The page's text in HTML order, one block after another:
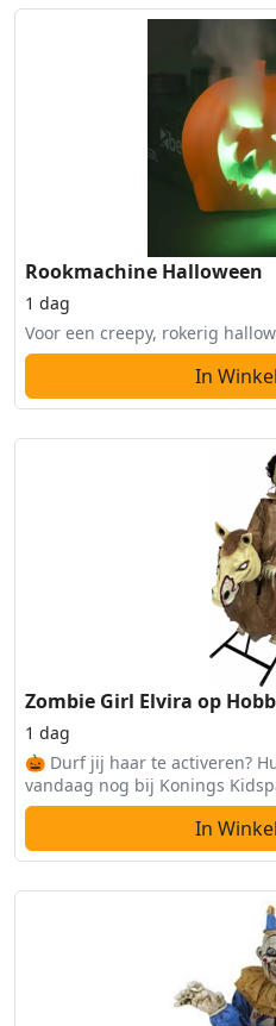
Rookmachine Halloween
1 dag
Voor een creepy, rokerig
In
Zombie Girl Elvira op
1 dag
🎃 Durf jij haar te activeren?
vandaag nog bij Konings
huiveren van angst!
In